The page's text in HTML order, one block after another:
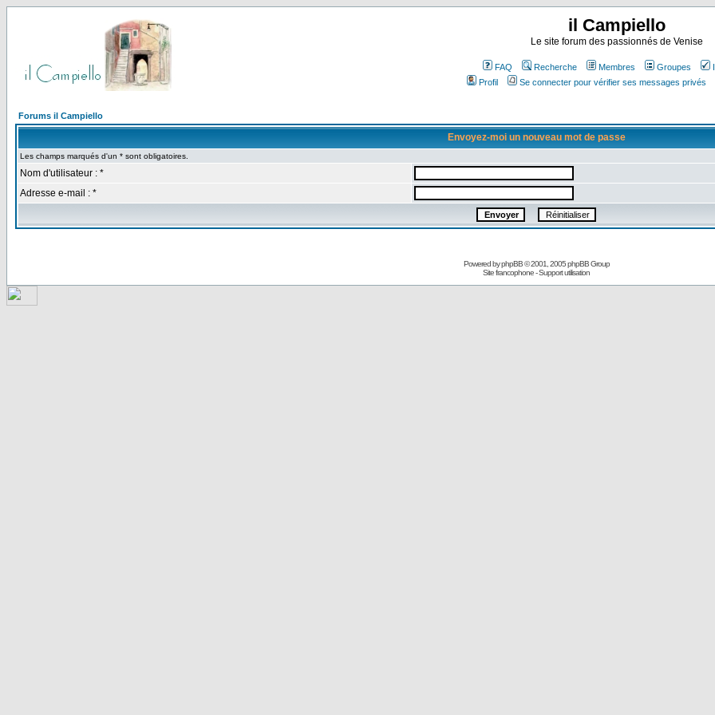
il Campiello
Le site forum des passionnés de Venise
FAQ Recherche Membres Groupes
Profil
Se connecter pour vérifier ses messages privés
Forums il Campiello
Envoyez-moi un nouveau mot de passe
Les champs marqués d'un * sont obligatoires.
Nom d'utilisateur : *
Adresse e-mail : *
Powered byphpBB© 2001, 2005 phpBB Group
Site francophone-Support utilisation